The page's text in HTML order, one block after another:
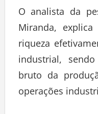
O analista da
Miranda,
riqueza
industrial,
bruto da
operações